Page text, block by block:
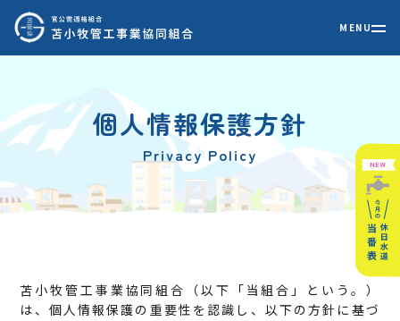
個人情報保護方針
Privacy Policy
苫小牧管工事業協同組合（以下「当組合」という。）
は、個人情報保護の重要性を認識し、以下の方針に基づ